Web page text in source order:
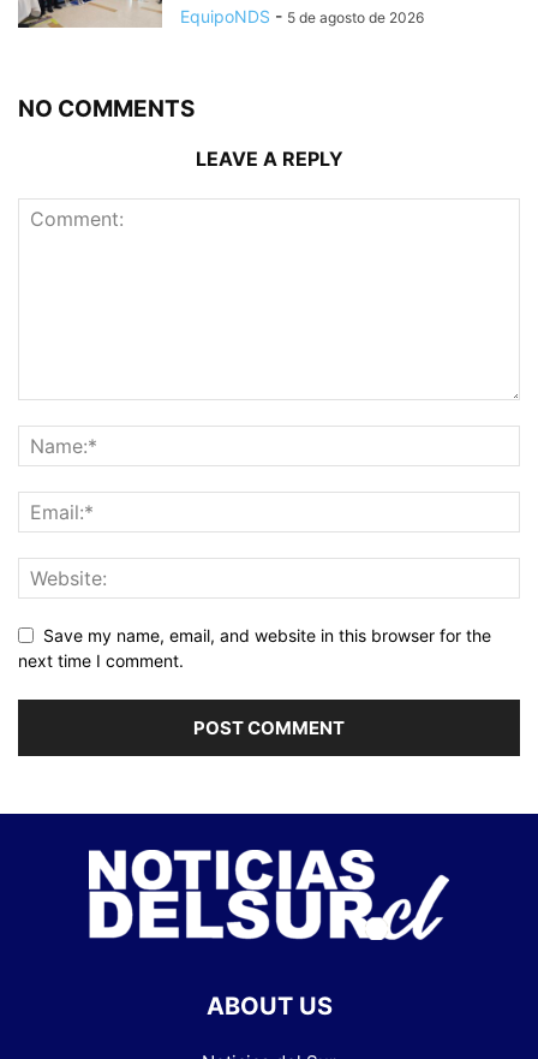
EquipoNDS - 5 de agosto de 2026
NO COMMENTS
LEAVE A REPLY
Save my name, email, and website in this browser for the
next time I comment.
ABOUT US